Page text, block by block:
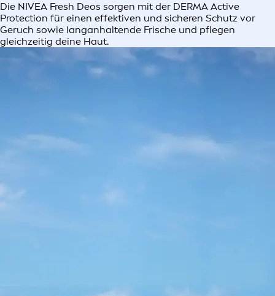
Die NIVEA Fresh Deos sorgen mit der DERMA Active
Protection für einen effektiven und sicheren Schutz vor
Geruch sowie langanhaltende Frische und pflegen
gleichzeitig deine Haut.